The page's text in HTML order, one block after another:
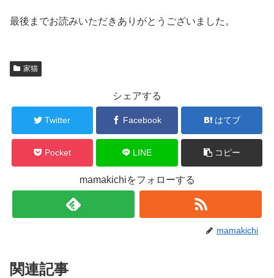
最後までお読みいただきありがとうございました。
家猫
シェアする
Twitter Facebook はてブ
Pocket LINE コピー
mamakichiをフォローする
mamakichi
関連記事